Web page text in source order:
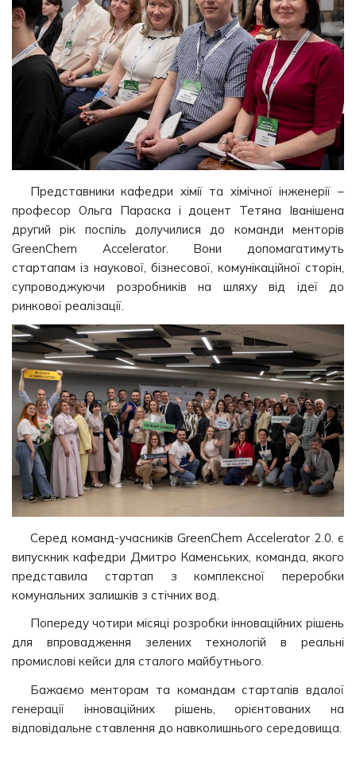
Представники кафедри хімії та хімічної інженерії –
професор Ольга Параска і доцент Тетяна Іванішена
другий рік поспіль долучилися до команди менторів
GreenChem Accelerator. Вони допомагатимуть
стартапам із наукової, бізнесової, комунікаційної сторін,
супроводжуючи розробників на шляху від ідеї до
ринкової реалізації.
Серед команд-учасників GreenChem Accelerator 2.0. є
випускник кафедри Дмитро Каменських, команда, якого
представила стартап з комплексної переробки
комунальних залишків з стічних вод.
Попереду чотири місяці розробки інноваційних рішень
для впровадження зелених технологій в реальні
промислові кейси для сталого майбутнього.
Бажаємо менторам та командам стартапів вдалої
генерації інноваційних рішень, орієнтованих на
відповідальне ставлення до навколишнього середовища.